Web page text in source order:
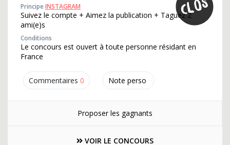
Commentaires 0 Note perso
PrincipeINSTAGRAM
Suivez le compte + Aimez la publication + Taguez 2
ami(e)s
Conditions
Le concours est ouvert à toute personne résidant en
France
Proposer les gagnants
VOIR LE CONCOURS